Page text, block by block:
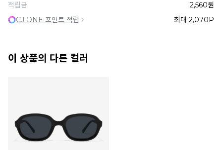
적립금
2,560원
CJ ONE 포인트 적립
최대 2,070P
이 상품의 다른 컬러